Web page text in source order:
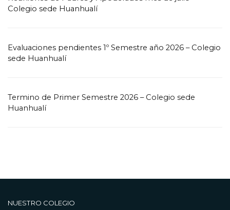
Colegio sede Huanhualí
Evaluaciones pendientes 1º Semestre año 2026 – Colegio
sede Huanhualí
Termino de Primer Semestre 2026 – Colegio sede
Huanhualí
NUESTRO COLEGIO